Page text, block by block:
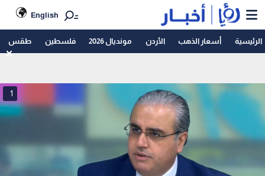
English
الرئيسية أسعار الذهب الأردن مونديال 2026 فلسطين طقس
1